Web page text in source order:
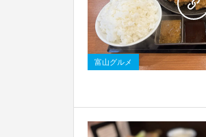
富山グルメ